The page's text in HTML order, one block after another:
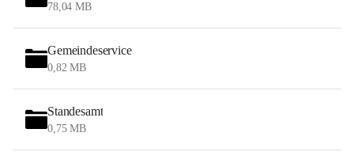
78,04 MB
Gemeindeservice
0,82 MB
Standesamt
0,75 MB